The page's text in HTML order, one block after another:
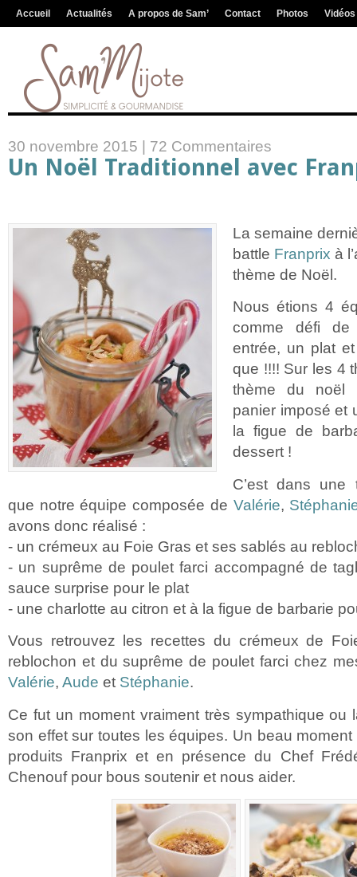
Accueil Actualités A propos de Sam’ Contact Photos Vidéos
30 novembre 2015 | 72 Commentaires
Un Noël Traditionnel avec
La semaine
battle Franprix à
thème de Noël.
Nous étions 4
comme défi
entrée, un plat
que !!!! Sur les 4
thème du noël
panier imposé et
la figue de
dessert !
C’est dans une
que notre équipe composée de Valérie,
avons donc réalisé :
- un crémeux au Foie Gras et ses sablés au
- un suprême de poulet farci accompagné de
sauce surprise pour le plat
- une charlotte au citron et à la figue de barbarie
Vous retrouvez les recettes du crémeux de
reblochon et du suprême de poulet farci chez
Valérie, Aude et Stéphanie.
Ce fut un moment vraiment très sympathique ou
son effet sur toutes les équipes. Un beau
produits Franprix et en présence du Chef
Chenouf pour bous soutenir et nous aider.